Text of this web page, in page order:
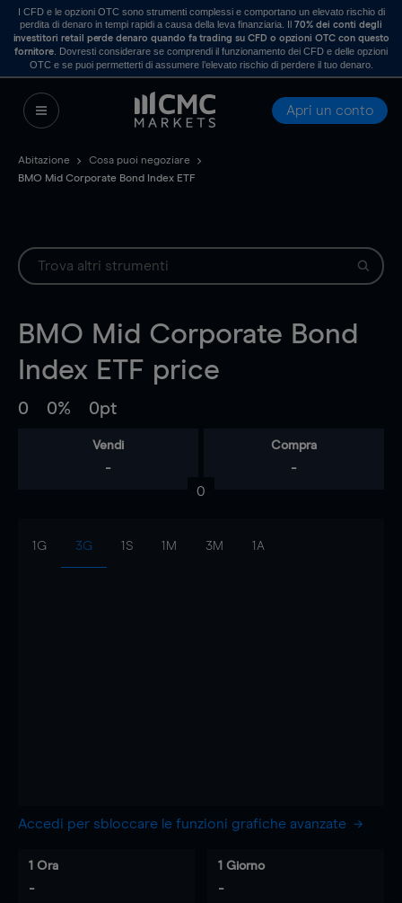
I CFD e le opzioni OTC sono strumenti complessi e comportano un elevato rischio di
perdita di denaro in tempi rapidi a causa della leva finanziaria. Il70% dei conti degli
investitori retail perde denaro quando fa trading su CFD o opzioni OTC con questo
fornitore . Dovresti considerare se comprendi il funzionamento dei CFD e delle opzioni
OTC e se puoi permetterti di assumere l’elevato rischio di perdere il tuo denaro.
Apri un conto
Abitazione
Cosa puoi negoziare
BMO Mid Corporate Bond Index ETF
BMO Mid Corporate Bond
Index ETF price
0 0% 0pt
Vendi
-
Compra
-
0
1G 3G 1S 1M 3M 1A
Accedi per sbloccare le funzioni grafiche avanzate
1 Ora
-
1 Giorno
-